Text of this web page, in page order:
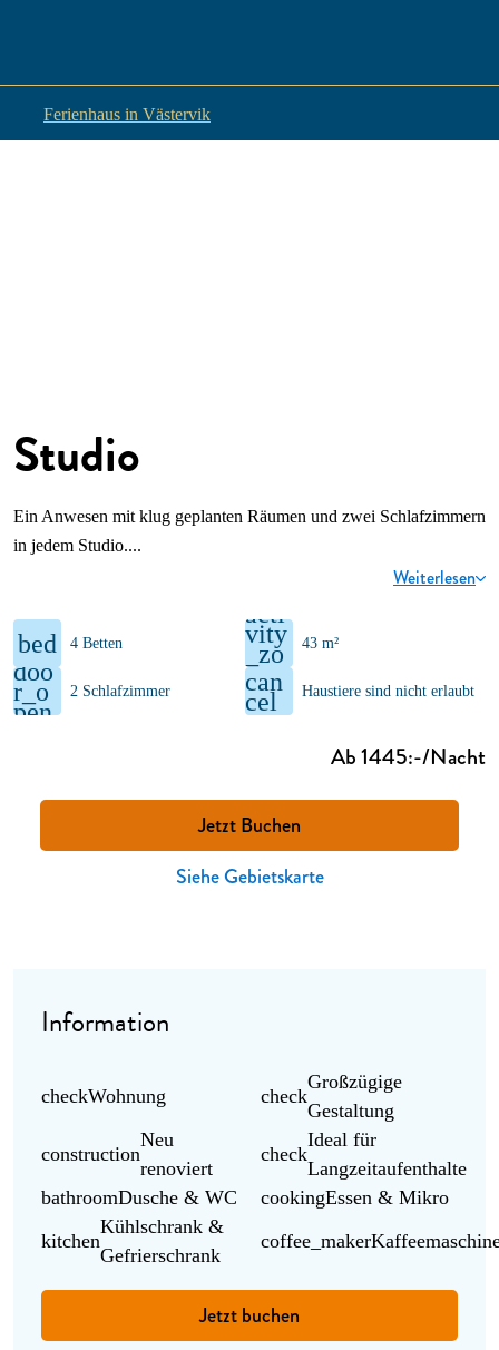
Ferienhaus in Västervik
Studio
Ein Anwesen mit klug geplanten Räumen und zwei Schlafzimmern
in jedem Studio.
Weiterlesen
bed 4 Betten
acti
vity
_zo
ne
43 m²
doo
r_o
pen
2 Schlafzimmer can
cel Haustiere sind nicht erlaubt
Ab 1445:-/Nacht
Jetzt Buchen
Siehe Gebietskarte
Information
checkWohnung check
Großzügige
Gestaltung
construction
Neu
renoviert
check
Ideal für
Langzeitaufenthalte
bathroomDusche & WC cookingEssen & Mikro
kitchen
Kühlschrank &
Gefrierschrank
coffee_maker
Jetzt buchen